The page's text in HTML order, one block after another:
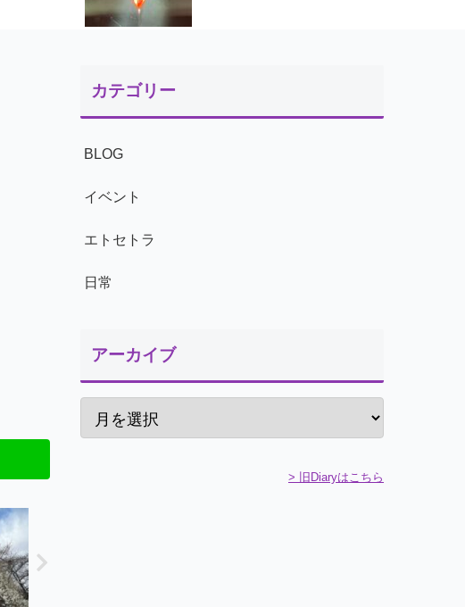
カテゴリー
BLOG
イベント
エトセトラ
日常
アーカイブ
> 旧Diaryはこちら